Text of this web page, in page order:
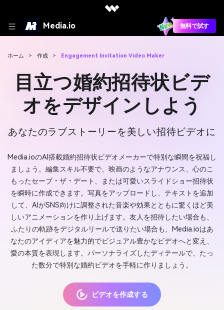
Media.io 無料で試す
ホーム > 作成 > Engagement Invitation Video Maker
目立つ婚約招待状ビデ
オをデザインしよう
あなたのラブストーリーを美しい招待ビデオに
Media.ioのAI搭載婚約招待状ビデオメーカーで特別な瞬間を祝福し
ましょう。編集スキル不要で、映画のようなアナウンス、心のこ
もったセーブ・ザ・デート、または可愛いスライドショー招待状
を瞬時に作成できます。写真をアップロードし、テキストを追加
して、AIがSNS向けに調整された音楽や効果とともに驚くほど美
しいアニメーションを作り上げます。友人を招待したい場合も、
ふたりの軌跡をデジタルリールで送りたい場合も、Media.ioはあ
なたのアイディアを魅力的でビジュアル豊かなビデオへと変え、
愛の本質を表現します。パーソナライズしたディテールで、たっ
た数分で特別な婚約ビデオを手軽に作りましょう。
ビデオを作成する